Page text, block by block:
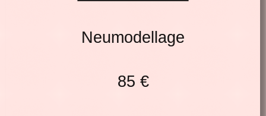
Neumodellage
85 €